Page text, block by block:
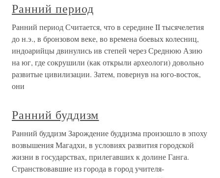
Ранний период
Ранний период Считается, что в середине II тысячелетия
до н.э., в бронзовом веке, во времена боевых колесниц,
индоарийцы двинулись ив степей через Среднюю Азию
на юг, где сокрушили (как открыли археологи) довольно
развитые цивилизации. Затем, повернув на юго-восток,
они
Ранний буддизм
Ранний буддизм Зарождение буддизма произошло в эпоху
возвышения Магадхи, в условиях развития городской
жизни в государствах, прилегавших к долине Ганга.
Странствовавшие из города в город учителя-